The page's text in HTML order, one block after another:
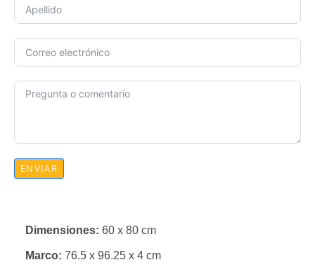
ENVIAR
Dimensiones: 60 x 80 cm
Marco: 76.5 x 96.25 x 4 cm